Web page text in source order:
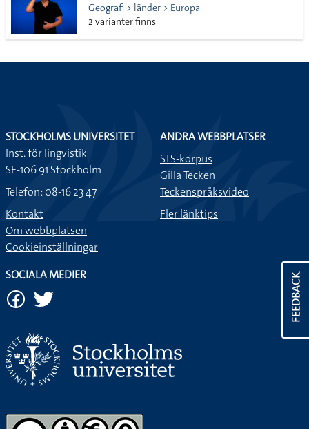
Geografi > länder > Europa
2 varianter finns
FEEDBACK
STOCKHOLMS UNIVERSITET
Inst. för lingvistik
SE-106 91 Stockholm
Telefon: 08-16 23 47
Kontakt
Om webbplatsen
Cookieinställningar
ANDRA WEBBPLATSER
STS-korpus
Gilla Tecken
Teckenspråksvideo
Fler länktips
SOCIALA MEDIER